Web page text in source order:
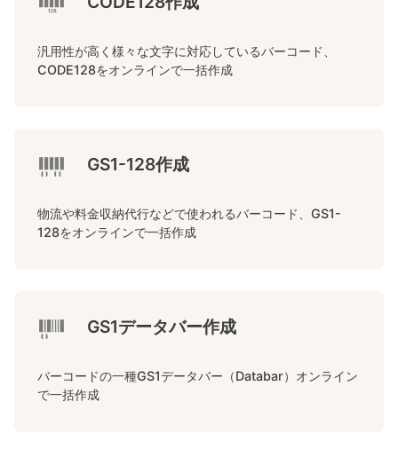
汎用性が高く様々な文字に対応しているバーコード、
CODE128をオンラインで一括作成
GS1-128作成
物流や料金収納代行などで使われるバーコード、GS1-
128をオンラインで一括作成
GS1データバー作成
バーコードの一種GS1データバー（Databar）オンライン
で一括作成